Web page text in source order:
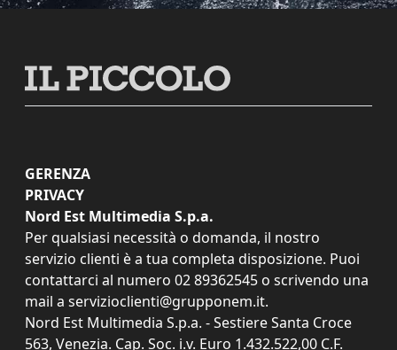
GERENZA
PRIVACY
Nord Est Multimedia S.p.a.
Per qualsiasi necessità o domanda, il nostro
servizio clienti è a tua completa disposizione. Puoi
contattarci al numero 02 89362545 o scrivendo una
mail a servizioclienti@grupponem.it.
Nord Est Multimedia S.p.a. - Sestiere Santa Croce
563, Venezia. Cap. Soc. i.v. Euro 1.432.522,00 C.F.